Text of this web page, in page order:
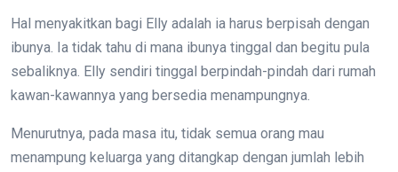
Hal menyakitkan bagi Elly adalah ia harus berpisah dengan
ibunya. Ia tidak tahu di mana ibunya tinggal dan begitu pula
sebaliknya. Elly sendiri tinggal berpindah-pindah dari rumah
kawan-kawannya yang bersedia menampungnya.
Menurutnya, pada masa itu, tidak semua orang mau
menampung keluarga yang ditangkap dengan jumlah lebih